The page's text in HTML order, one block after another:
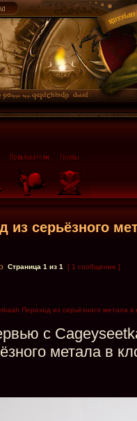
из серьёзного
Страница 1 из 1
[ 1 сообщение ]
Переход из серьёзного метала в
с
метала в